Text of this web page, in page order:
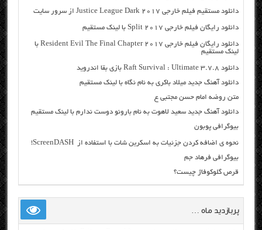
دانلود مستقیم فیلم خارجی Justice League Dark 2017 از سرور سایت
دانلود رایگان فیلم خارجی Split 2017 با لینک مستقیم
دانلود رایگان فیلم خارجی Resident Evil The Final Chapter 2017 با
لینک مستقیم
دانلود Raft Survival : Ultimate 3.7.8 بازی بقا اندروید
دانلود آهنگ جدید میلاد باکری به نام نگاه با لینک مستقیم
متن روضه امام حسن مجتبی ع
دانلود آهنگ جدید سعید لاهوت به نام بارونو دوست ندارم با لینک مستقیم
بیوگرافی پوبون
نحوه ی اضافه کردن جزئیات به اسکرین شات با استفاده از ScreenDASH!
بیوگرافی فرهاد جم
قرص گلوکوفاژ چیست؟
پربازدید ماه …